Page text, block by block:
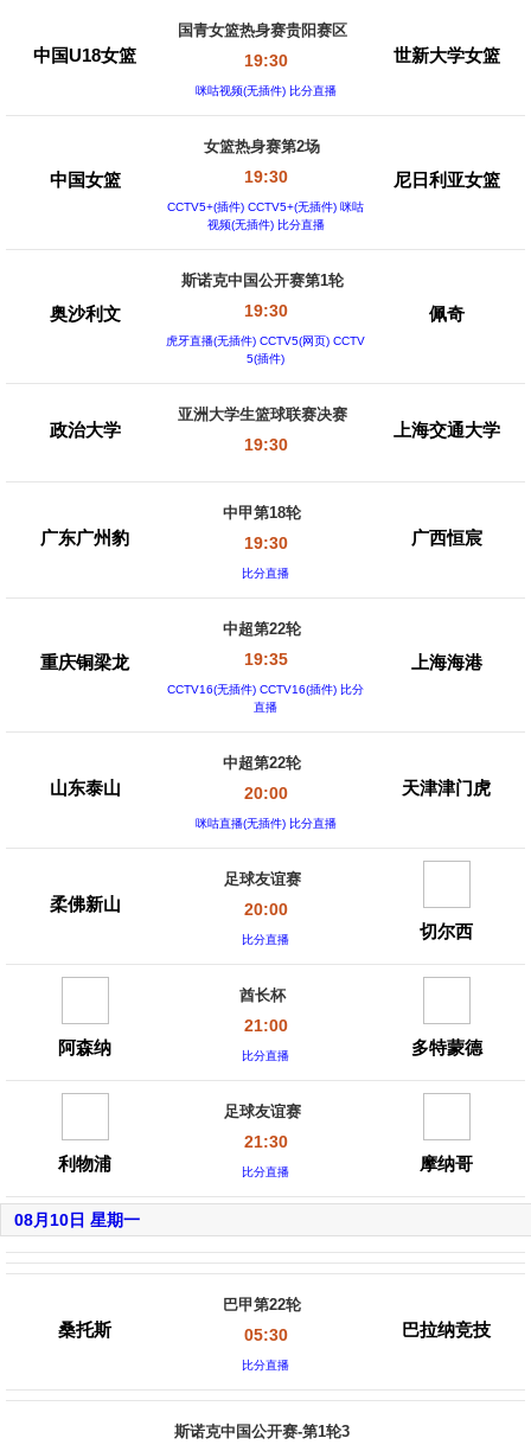
中国U18女篮
国青女篮热身赛贵阳赛区
19:30
咪咕视频(无插件) 比分直播
世新大学女篮
中国女篮
女篮热身赛第2场
19:30
CCTV5+(插件) CCTV5+(无插件) 咪咕
视频(无插件) 比分直播
尼日利亚女篮
奥沙利文
斯诺克中国公开赛第1轮
19:30
虎牙直播(无插件) CCTV5(网页) CCTV
5(插件)
佩奇
政治大学
亚洲大学生篮球联赛决赛
19:30
上海交通大学
广东广州豹
中甲第18轮
19:30
比分直播
广西恒宸
重庆铜梁龙
中超第22轮
19:35
CCTV16(无插件) CCTV16(插件) 比分
直播
上海海港
山东泰山
中超第22轮
20:00
咪咕直播(无插件) 比分直播
天津津门虎
柔佛新山
足球友谊赛
20:00
比分直播 切尔西
阿森纳
酋长杯
21:00
比分直播 多特蒙德
利物浦
足球友谊赛
21:30
比分直播 摩纳哥
08月10日 星期一
桑托斯
巴甲第22轮
05:30
比分直播
巴拉纳竞技
斯诺克中国公开赛-第1轮3